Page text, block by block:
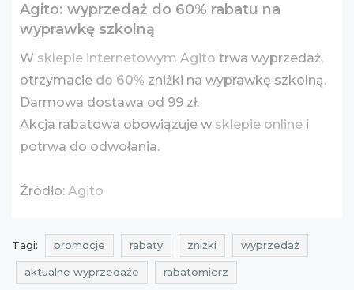
Agito: wyprzedaż do 60% rabatu na
wyprawkę szkolną
W sklepie internetowym Agito trwa wyprzedaż,
otrzymacie do 60% zniżki na wyprawkę szkolną.
Darmowa dostawa od 99 zł.
Akcja rabatowa obowiązuje w sklepie online i
potrwa do odwołania.
Źródło: Agito
Tagi: promocje rabaty zniżki wyprzedaż
aktualne wyprzedaże rabatomierz